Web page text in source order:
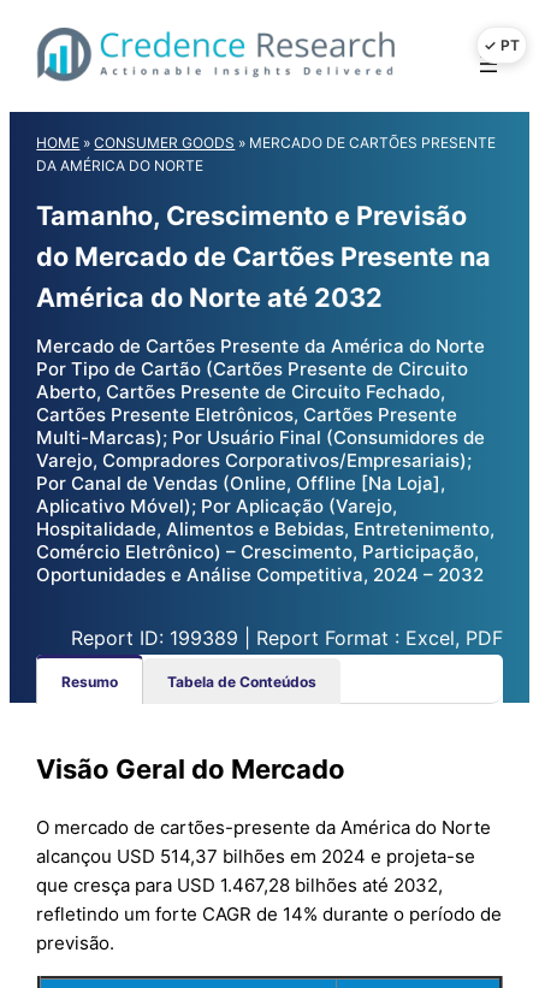
content
HOME »CONSUMER GOODS » MERCADO DE CARTÕES PRESENTE
DA AMÉRICA DO NORTE
Tamanho, Crescimento e Previsão
do Mercado de Cartões Presente na
América do Norte até 2032
Mercado de Cartões Presente da América do Norte
Por Tipo de Cartão (Cartões Presente de Circuito
Aberto, Cartões Presente de Circuito Fechado,
Cartões Presente Eletrônicos, Cartões Presente
Multi-Marcas); Por Usuário Final (Consumidores de
Varejo, Compradores Corporativos/Empresariais);
Por Canal de Vendas (Online, Offline [Na Loja],
Aplicativo Móvel); Por Aplicação (Varejo,
Hospitalidade, Alimentos e Bebidas, Entretenimento,
Comércio Eletrônico) – Crescimento, Participação,
Oportunidades e Análise Competitiva, 2024 – 2032
Report ID: 199389 | Report Format : Excel, PDF
Resumo Tabela de Conteúdos
Visão Geral do Mercado
O mercado de cartões-presente da América do Norte
alcançou USD 514,37 bilhões em 2024 e projeta-se
que cresça para USD 1.467,28 bilhões até 2032,
refletindo um forte CAGR de 14% durante o período de
previsão.